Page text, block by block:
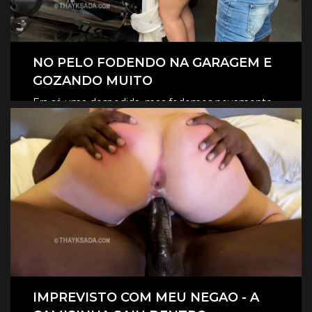
NO PELO FODENDO NA GARAGEM E
GOZANDO MUITO
Era só uma despedida, mas fodemos novamente
na garagem, e claro que foi no pelo, eles
revesaram gozar dentro de mim.
CLIQUE AQUI E ASSISTA
IMPREVISTO COM MEU NEGAO - A